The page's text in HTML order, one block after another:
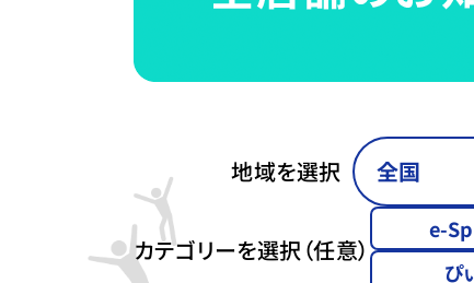
地域を選択
カテゴリーを選択（任意）
e-
ぴ